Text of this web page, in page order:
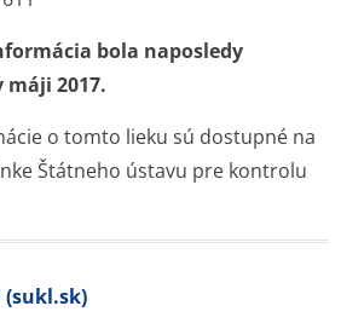
bola naposledy
2017.
o tomto lieku sú dostupné na
Štátneho ústavu pre kontrolu
(sukl.sk)